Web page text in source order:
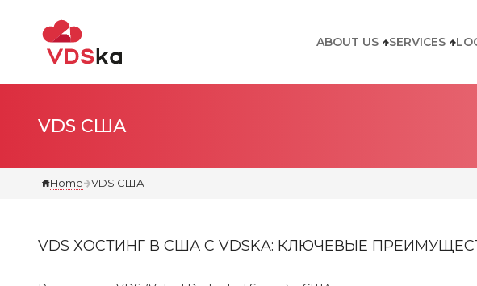
ABOUT US SERVICES
VDS США
Home VDS США
VDS ХОСТИНГ В США С VDSKA: КЛЮЧЕВЫЕ